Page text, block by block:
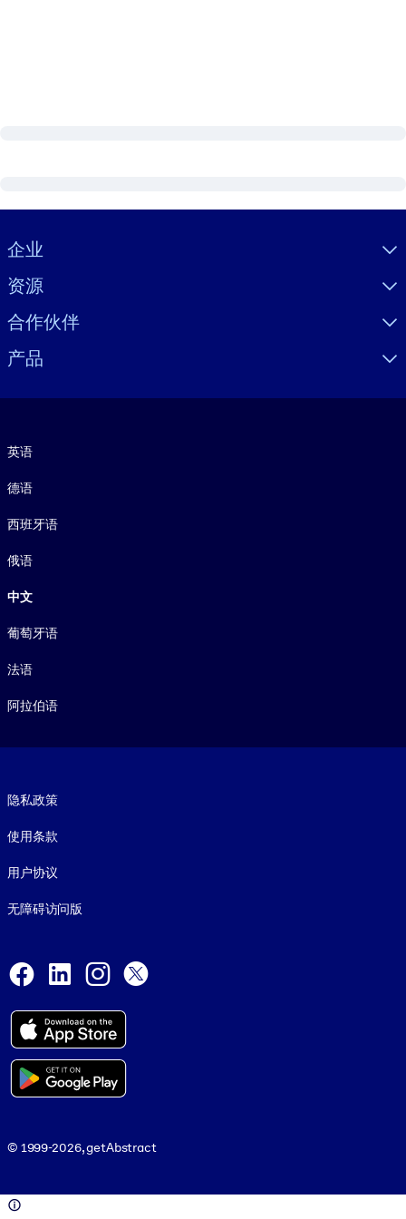
Visually hidden Text
企业
资源
合作伙伴
产品
英语
德语
西班牙语
俄语
中文
葡萄牙语
法语
阿拉伯语
隐私政策
使用条款
用户协议
无障碍访问版
Facebook
LinkedInInstagram
© 1999-2026, getAbstract